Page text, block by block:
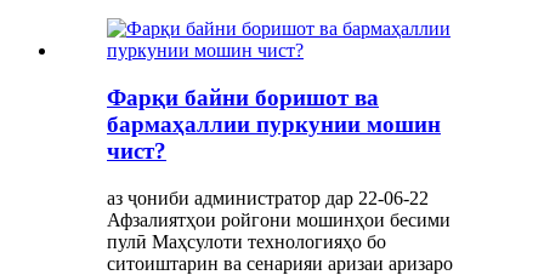
Фарқи байни боришот ва
бармаҳаллии пуркунии мошин
чист?
аз ҷониби администратор дар 22-06-22
Афзалиятҳои ройгони мошинҳои бесими
пулӣ Маҳсулоти технологияҳо бо
ситоиштарин ва сенарияи аризаи аризаро